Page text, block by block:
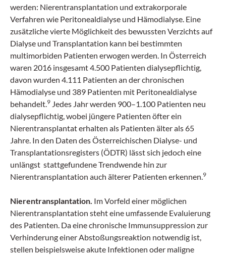
werden: Nierentransplantation und extrakorporale
Verfahren wie Peritonealdialyse und Hämodialyse. Eine
zusätzliche vierte Möglichkeit des bewussten Verzichts auf
Dialyse und Transplantation kann bei bestimmten
multimorbiden Patienten erwogen werden. In Österreich
waren 2016 insgesamt 4.500 Patienten dialysepflichtig,
davon wurden 4.111 Patienten an der chronischen
Hämodialyse und 389 Patienten mit Peritonealdialyse
behandelt.9 Jedes Jahr werden 900–1.100 Patienten neu
dialysepflichtig, wobei jüngere Patienten öfter ein
Nierentransplantat erhalten als Patienten älter als 65
Jahre. In den Daten des Österreichischen Dialyse- und
Transplantationsregisters (ÖDTR) lässt sich jedoch eine
unlängst stattgefundene Trendwende hin zur
Nierentransplantation auch älterer Patienten erkennen.9
Nierentransplantation. Im Vorfeld einer möglichen
Nierentransplantation steht eine umfassende Evaluierung
des Patienten. Da eine chronische Immunsuppression zur
Verhinderung einer Abstoßungsreaktion notwendig ist,
stellen beispielsweise akute Infektionen oder maligne